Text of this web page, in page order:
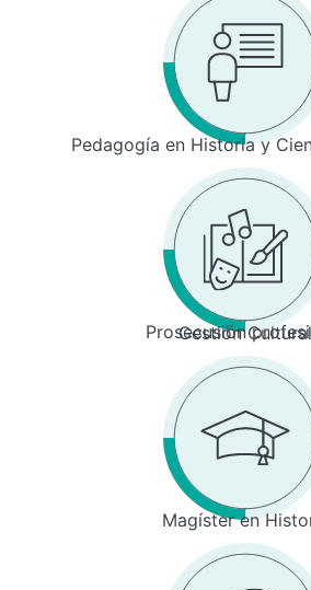
Pedagogía en Historia y
Prosecusión
Gestión Cultural
Magíster en